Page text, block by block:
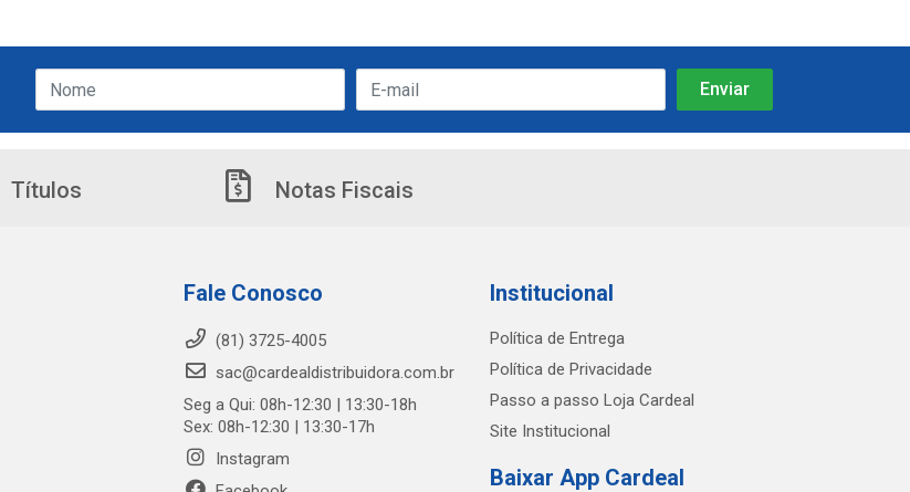
Títulos Notas Fiscais
Fale Conosco
(81) 3725-4005
sac@cardealdistribuidora.com.br
Seg a Qui: 08h-12:30 | 13:30-18h
Sex: 08h-12:30 | 13:30-17h
Instagram
Institucional
Política de Entrega
Política de Privacidade
Passo a passo Loja Cardeal
Site Institucional
Baixar App Cardeal